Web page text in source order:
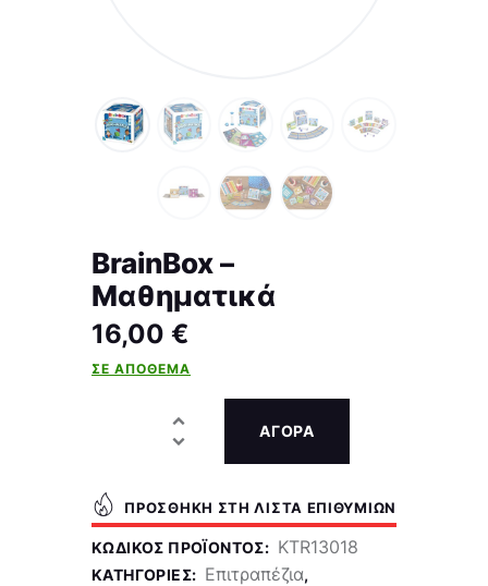
BrainBox –
Μαθηματικά
16,00 €
ΣΕ ΑΠΌΘΕΜΑ
ΑΓΟΡΑ
ΠΡΟΣΘΉΚΗ ΣΤΗ ΛΊΣΤΑ ΕΠΙΘΥΜΙΏΝ
ΚΩΔΙΚΌΣ ΠΡΟΪΌΝΤΟΣ: KTR13018
ΚΑΤΗΓΟΡΊΕΣ: Επιτραπέζια,